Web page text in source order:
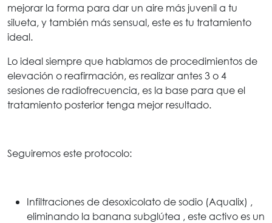
mejorar la forma para dar un aire más juvenil a tu
silueta, y también más sensual, este es tu tratamiento
ideal.
Lo ideal siempre que hablamos de procedimientos de
elevación o reafirmación, es realizar antes 3 o 4
sesiones de radiofrecuencia, es la base para que el
tratamiento posterior tenga mejor resultado.
Seguiremos este protocolo:
Infiltraciones de desoxicolato de sodio (Aqualix) ,
eliminando la banana subglútea , este activo es un